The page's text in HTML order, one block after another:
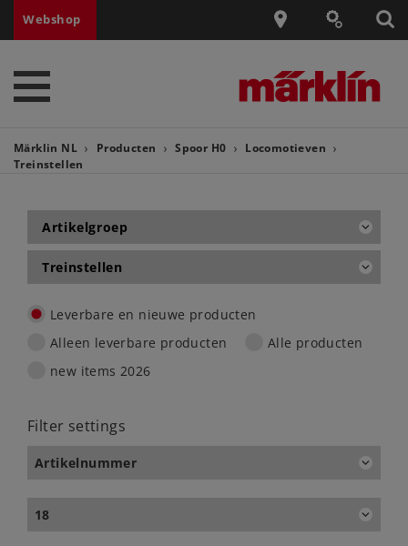
Webshop
Märklin NL Producten Spoor H0
Locomotieven
Treinstellen
Artikelgroep
Treinstellen
Leverbare en nieuwe producten
Alleen leverbare producten
Alle producten
new items 2026
Filter settings
Artikelnummer
18